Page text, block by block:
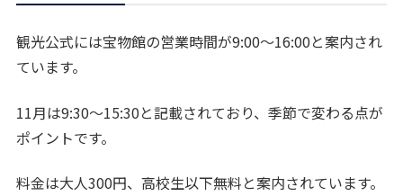
観光公式には宝物館の営業時間が9:00〜16:00と案内され
ています。
11月は9:30〜15:30と記載されており、季節で変わる点が
ポイントです。
料金は大人300円、高校生以下無料と案内されています。